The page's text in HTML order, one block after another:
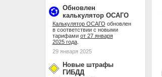
Обновлен
калькулятор ОСАГО
Калькулятор ОСАГО обновлен
в соответствии с новыми
тарифами от 27 января
2025 года.
29 января 2025
Новые штрафы
ГИБДД